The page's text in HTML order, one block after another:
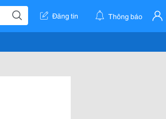
Đăng tin Thông báo